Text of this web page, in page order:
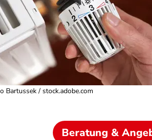
Bartussek / stock.adobe.com
Beratung &